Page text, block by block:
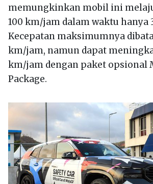
memungkinkan mobil ini
100 km/jam dalam waktu hanya
Kecepatan maksimumnya
km/jam, namun dapat
km/jam dengan paket opsional
Package.